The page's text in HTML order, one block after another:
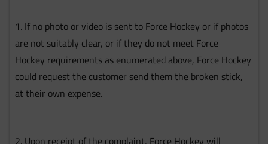
1. If no photo or video is sent to Force Hockey or if photos
are not suitably clear, or if they do not meet Force
Hockey requirements as enumerated above, Force Hockey
could request the customer send them the broken stick,
at their own expense.
2. Upon receipt of the complaint, Force Hockey will